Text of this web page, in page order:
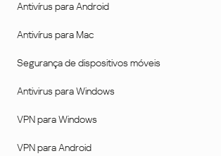
Antivírus para Android
Antivírus para Mac
Segurança de dispositivos móveis
Antivirus para Windows
VPN para Windows
VPN para Android